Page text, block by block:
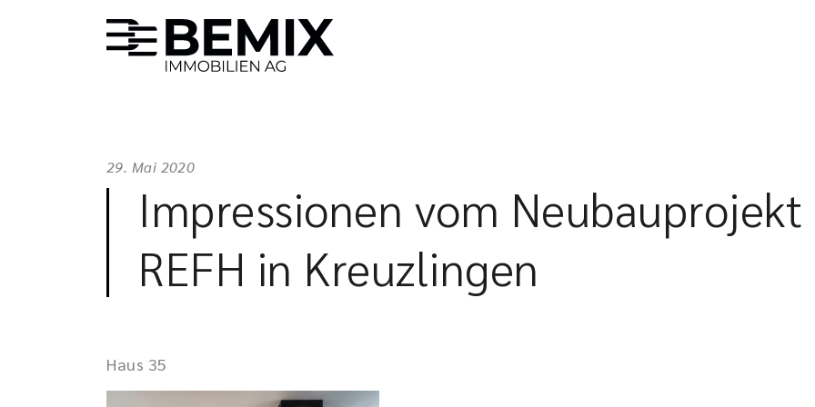
29. Mai 2020
Impressionen vom Neubauprojekt
REFH in Kreuzlingen
Haus 35